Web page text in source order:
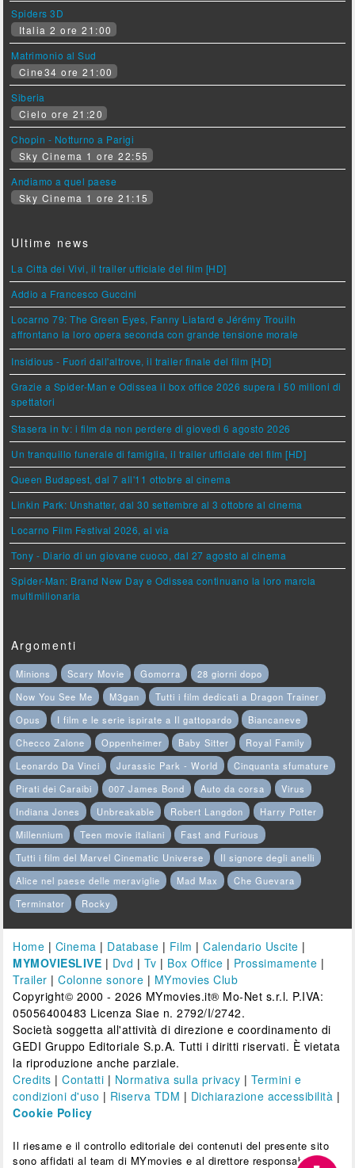
Spiders 3D
Italia 2 ore 21:00
Matrimonio al Sud
Cine34 ore 21:00
Siberia
Cielo ore 21:20
Chopin - Notturno a Parigi
Sky Cinema 1 ore 22:55
Andiamo a quel paese
Sky Cinema 1 ore 21:15
Ultime news
La Città dei Vivi, il trailer ufficiale del film [HD]
Addio a Francesco Guccini
Locarno 79: The Green Eyes, Fanny Liatard e Jérémy Trouilh
affrontano la loro opera seconda con grande tensione morale
Insidious - Fuori dall'altrove, il trailer finale del film [HD]
Grazie a Spider-Man e Odissea il box office 2026 supera i 50 milioni di
spettatori
Stasera in tv: i film da non perdere di giovedì 6 agosto 2026
Un tranquillo funerale di famiglia, il trailer ufficiale del film [HD]
Queen Budapest, dal 7 all'11 ottobre al cinema
Linkin Park: Unshatter, dal 30 settembre al 3 ottobre al cinema
Locarno Film Festival 2026, al via
Tony - Diario di un giovane cuoco, dal 27 agosto al cinema
Spider-Man: Brand New Day e Odissea continuano la loro marcia
multimilionaria
Argomenti
Minions Scary Movie Gomorra
28 giorni dopo
Now You See Me
M3gan
Tutti i film dedicati a Dragon Trainer
Opus
I film e le serie ispirate a Il gattopardo
Biancaneve
Checco Zalone
Oppenheimer Baby Sitter
Royal Family
Leonardo Da Vinci
Jurassic Park - World
Cinquanta sfumature
Pirati dei Caraibi
007 James Bond Auto da corsa
Virus
Indiana Jones
Unbreakable Robert Langdon
Harry Potter
Millennium
Teen movie italiani
Fast and Furious
Tutti i film del Marvel Cinematic Universe
Il signore degli anelli
Alice nel paese delle meraviglie
Mad Max
Che Guevara
Terminator
Rocky
Home | Cinema | Database | Film |Calendario Uscite |
MYMOVIESLIVE | Dvd | Tv | Box Office | Prossimamente |
Trailer |Colonne sonore | MYmovies Club
Copyright© 2000 - 2026 MYmovies.it® Mo-Net s.r.l. P.IVA:
05056400483 Licenza Siae n. 2792/I/2742.
Società soggetta all'attività di direzione e coordinamento di
GEDI Gruppo Editoriale S.p.A. Tutti i diritti riservati. È vietata
la riproduzione anche parziale.
Credits |Contatti | Normativa sulla privacy | Termini e
condizioni d'uso | Riserva TDM | Dichiarazione accessibilità |
Cookie Policy
Il riesame e il controllo editoriale dei contenuti del presente sito
sono affidati al team di MYmovies e al direttore responsabile.